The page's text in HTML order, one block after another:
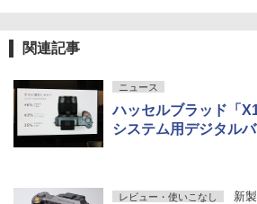
関連記事
ニュース
ハッセルブラッド「
システム用デジタル
レビュー・使いこなし 新